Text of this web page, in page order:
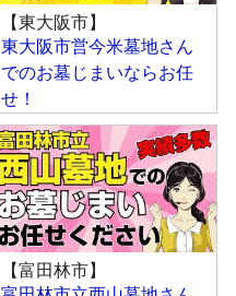
【東大阪市】
東大阪市営今米墓地さん
でのお墓じまいならお任
せ！
【富田林市】